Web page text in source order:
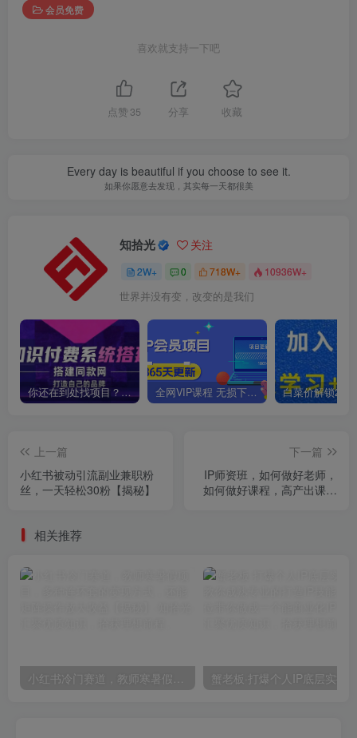
会员免费
喜欢就支持一下吧
点赞 35 分享 收藏
Every day is beautiful if you choose to see it.
如果你愿意去发现，其实每一天都很美
知拾光 关注
2W+ 0 718W+ 10936W+
世界并没有变，改变的是我们
你还在到处找项目？还在当韭菜？我靠卖项目一个月收入5万+，曾经我也是个失败者。 全网VIP课程 无损下载~
上一篇
小红书被动引流副业兼职粉
丝，一天轻松30粉【揭秘】
下一篇
IP师资班，如何做好老师，
如何做好课程，高产出课高
相关推荐
小红书冷门赛道，教师寒暑假项目，多种连环套的变现方式，还能矩阵操作放大收益【揭秘】